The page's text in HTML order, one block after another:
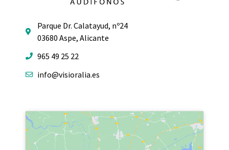
Parque Dr. Calatayud, nº24
03680 Aspe, Alicante
965 49 25 22
info@visioralia.es